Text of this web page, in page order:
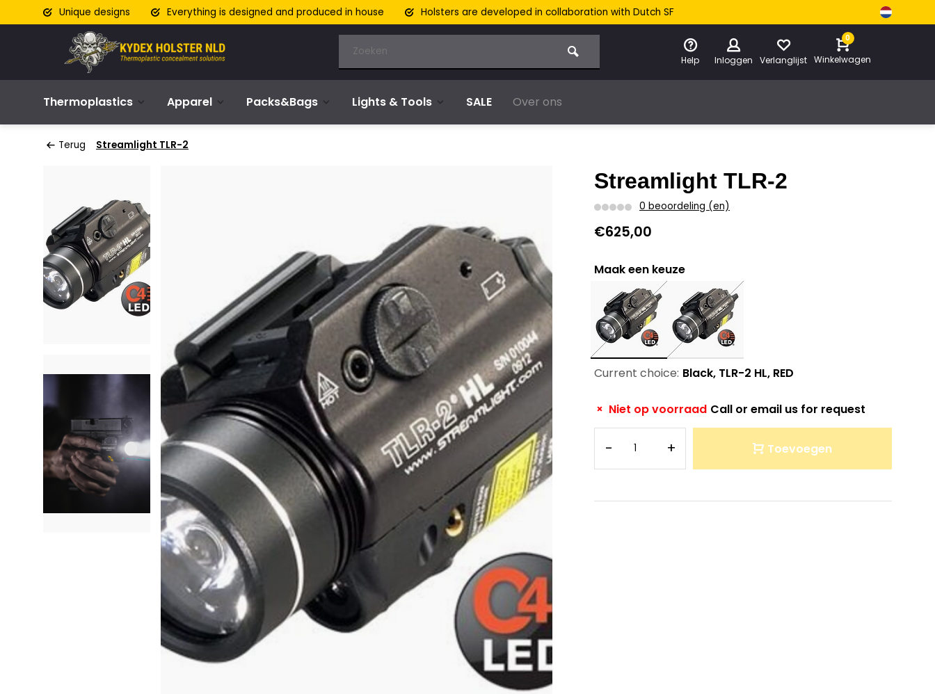
Unique designs Everything is designed and produced in house Holsters are developed in collaboration with Dutch SF
Help Inloggen Verlanglijst
0
Winkelwagen
Thermoplastics Apparel Packs&Bags Lights & Tools SALE Over ons
Terug Streamlight TLR-2
Streamlight TLR-2
0 beoordeling (en)
€625,00
Maak een keuze
Current choice: Black, TLR-2 HL, RED
Niet op voorraad Call or email us for request
- + Toevoegen